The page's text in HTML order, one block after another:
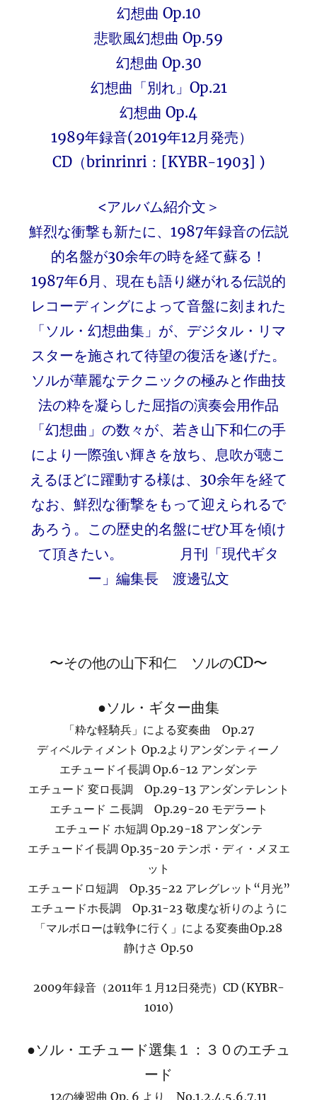
幻想曲 Op.10
悲歌風幻想曲 Op.59
幻想曲 Op.30
幻想曲「別れ」Op.21
幻想曲 Op.4
1989年録音(2019年12月発売）
CD（brinrinri：[KYBR-1903] )
<アルバム紹介文＞
鮮烈な衝撃も新たに、1987年録音の伝説
的名盤が30余年の時を経て蘇る！
1987年6月、現在も語り継がれる伝説的
レコーディングによって音盤に刻まれた
「ソル・幻想曲集」が、デジタル・リマ
スターを施されて待望の復活を遂げた。
ソルが華麗なテクニックの極みと作曲技
法の粋を凝らした屈指の演奏会用作品
「幻想曲」の数々が、若き山下和仁の手
により一際強い輝きを放ち、息吹が聴こ
えるほどに躍動する様は、30余年を経て
なお、鮮烈な衝撃をもって迎えられるで
あろう。この歴史的名盤にぜひ耳を傾け
て頂きたい。 月刊「現代ギタ
ー」編集長 渡邊弘文
〜その他の山下和仁 ソルのCD〜
●ソル・ギター曲集
「粋な軽騎兵」による変奏曲 Op.27
ディベルティメント Op.2よりアンダンティーノ
エチュードイ長調 Op.6-12 アンダンテ
エチュード 変ロ長調 Op.29-13 アンダンテレント
エチュード ニ長調 Op.29-20 モデラート
エチュード ホ短調 Op.29-18 アンダンテ
エチュードイ長調 Op.35-20 テンポ・ディ・メヌエ
ット
エチュードロ短調 Op.35-22 アレグレット“月光”
エチュードホ長調 Op.31-23 敬虔な祈りのように
「マルボローは戦争に行く」による変奏曲Op.28
静けさ Op.50
2009年録音（2011年１月12日発売）CD (KYBR-
1010)
●ソル・エチュード選集１：３０のエチュ
ード
12の練習曲 Op. 6 より No.1,2,4,5,6,7,11